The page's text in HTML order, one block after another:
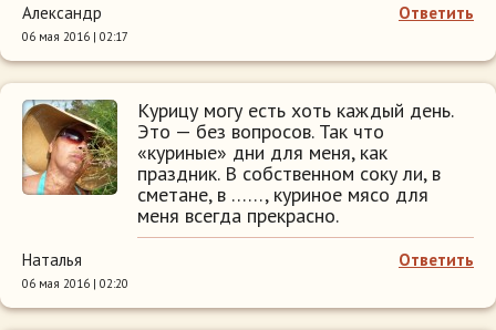
Ответить
Александр
06 мая 2016 | 02:17
Курицу могу есть хоть каждый день.
Это — без вопросов. Так что
«куриные» дни для меня, как
праздник. В собственном соку ли, в
сметане, в ……, куриное мясо для
меня всегда прекрасно.
Ответить
Наталья
06 мая 2016 | 02:20